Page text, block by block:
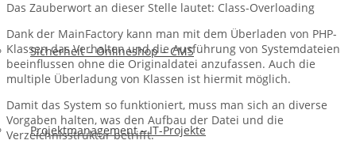
Sicherheit – Onlineshop – CMS
Projektmanagement – IT-Projekte
Das Zauberwort an dieser Stelle lautet: Class-Overloading
Dank der MainFactory kann man mit dem Überladen von PHP-
Klassen das Verhalten und die Ausführung von Systemdateien
beeinflussen ohne die Originaldatei anzufassen. Auch die
multiple Überladung von Klassen ist hiermit möglich.
Damit das System so funktioniert, muss man sich an diverse
Vorgaben halten, was den Aufbau der Datei und die
Verzeichnisstruktur betrifft.